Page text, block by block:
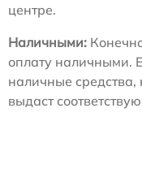
центре.
Наличными:
оплату наличными.
наличные
выдаст